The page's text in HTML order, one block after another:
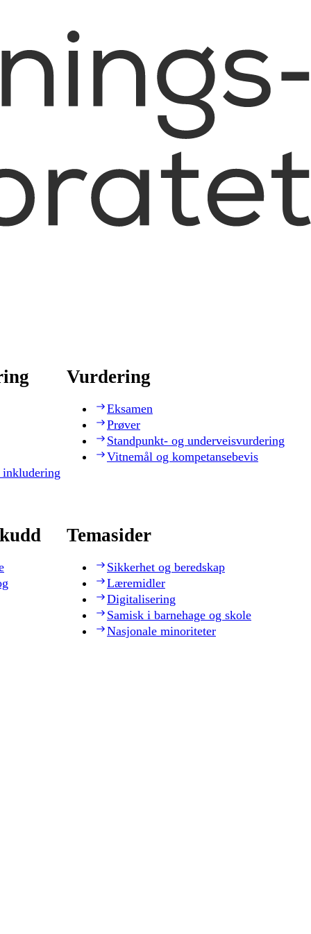
Vurdering
Eksamen
Prøver
Standpunkt- og underveisvurdering
Vitnemål og kompetansebevis
Temasider
Sikkerhet og beredskap
Læremidler
Digitalisering
Samisk i barnehage og skole
Nasjonale minoriteter